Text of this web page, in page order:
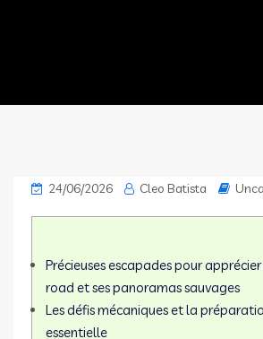
24/06/2026 Cleo Batista
Précieuses escapades pour apprécier
road et ses panoramas sauvages
Les défis mécaniques et la
essentielle